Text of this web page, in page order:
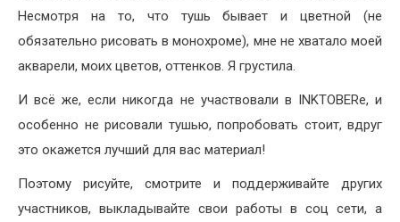
Несмотря на то, что тушь бывает и цветной (не
обязательно рисовать в монохроме), мне не хватало моей
акварели, моих цветов, оттенков. Я грустила.
И всё же, если никогда не участвовали в INKTOBERе, и
особенно не рисовали тушью, попробовать стоит, вдруг
это окажется лучший для вас материал!
Поэтому рисуйте, смотрите и поддерживайте других
участников, выкладывайте свои работы в соц сети, а